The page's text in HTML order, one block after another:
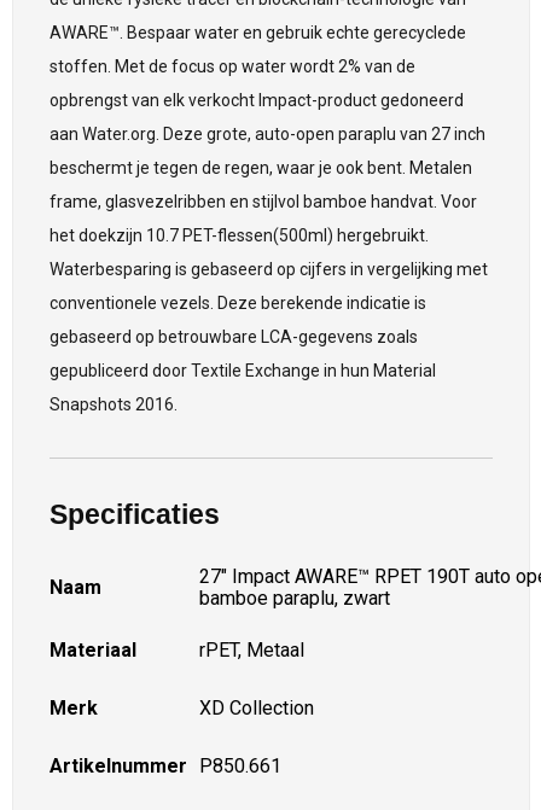
AWARE™. Bespaar water en gebruik echte gerecyclede
stoffen. Met de focus op water wordt 2% van de
opbrengst van elk verkocht Impact-product gedoneerd
aan Water.org. Deze grote, auto-open paraplu van 27 inch
beschermt je tegen de regen, waar je ook bent. Metalen
frame, glasvezelribben en stijlvol bamboe handvat. Voor
het doekzijn 10.7 PET-flessen(500ml) hergebruikt.
Waterbesparing is gebaseerd op cijfers in vergelijking met
conventionele vezels. Deze berekende indicatie is
gebaseerd op betrouwbare LCA-gegevens zoals
gepubliceerd door Textile Exchange in hun Material
Snapshots 2016.
Specificaties
Naam
27" Impact AWARE™ RPET 190T auto
bamboe paraplu, zwart
Materiaal rPET, Metaal
Merk XD Collection
Artikelnummer P850.661